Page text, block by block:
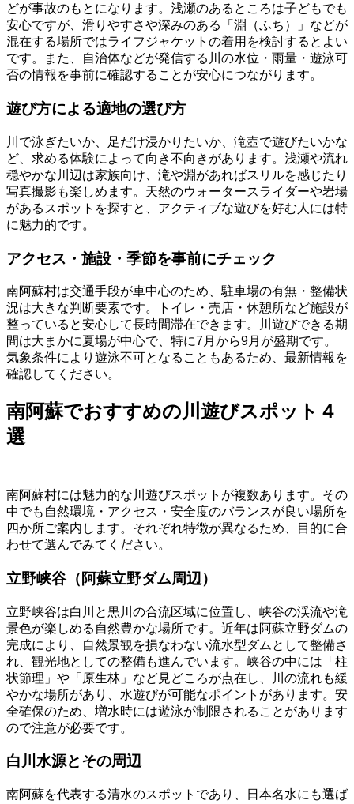
どが事故のもとになります。浅瀬のあるところは子どもでも
安心ですが、滑りやすさや深みのある「淵（ふち）」などが
混在する場所ではライフジャケットの着用を検討するとよい
です。また、自治体などが発信する川の水位・雨量・遊泳可
否の情報を事前に確認することが安心につながります。
遊び方による適地の選び方
川で泳ぎたいか、足だけ浸かりたいか、滝壺で遊びたいかな
ど、求める体験によって向き不向きがあります。浅瀬や流れ
穏やかな川辺は家族向け、滝や淵があればスリルを感じたり
写真撮影も楽しめます。天然のウォータースライダーや岩場
があるスポットを探すと、アクティブな遊びを好む人には特
に魅力的です。
アクセス・施設・季節を事前にチェック
南阿蘇村は交通手段が車中心のため、駐車場の有無・整備状
況は大きな判断要素です。トイレ・売店・休憩所など施設が
整っていると安心して長時間滞在できます。川遊びできる期
間は大まかに夏場が中心で、特に7月から9月が盛期です。
気象条件により遊泳不可となることもあるため、最新情報を
確認してください。
南阿蘇でおすすめの川遊びスポット４
選
南阿蘇村には魅力的な川遊びスポットが複数あります。その
中でも自然環境・アクセス・安全度のバランスが良い場所を
四か所ご案内します。それぞれ特徴が異なるため、目的に合
わせて選んでみてください。
立野峡谷（阿蘇立野ダム周辺）
立野峡谷は白川と黒川の合流区域に位置し、峡谷の渓流や滝
景色が楽しめる自然豊かな場所です。近年は阿蘇立野ダムの
完成により、自然景観を損なわない流水型ダムとして整備さ
れ、観光地としての整備も進んでいます。峡谷の中には「柱
状節理」や「原生林」など見どころが点在し、川の流れも緩
やかな場所があり、水遊びが可能なポイントがあります。安
全確保のため、増水時には遊泳が制限されることがあります
ので注意が必要です。
白川水源とその周辺
南阿蘇を代表する清水のスポットであり、日本名水にも選ば